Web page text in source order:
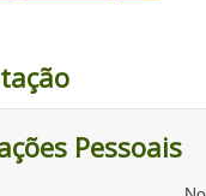
Pessoais